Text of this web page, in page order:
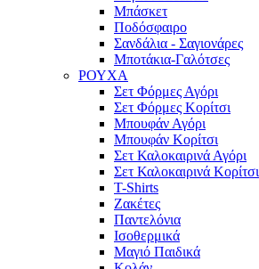
Μπάσκετ
Ποδόσφαιρο
Σανδάλια - Σαγιονάρες
Μποτάκια-Γαλότσες
ΡΟΥΧΑ
Σετ Φόρμες Αγόρι
Σετ Φόρμες Κορίτσι
Μπουφάν Αγόρι
Μπουφάν Κορίτσι
Σετ Καλοκαιρινά Αγόρι
Σετ Καλοκαιρινά Κορίτσι
T-Shirts
Ζακέτες
Παντελόνια
Ισοθερμικά
Μαγιό Παιδικά